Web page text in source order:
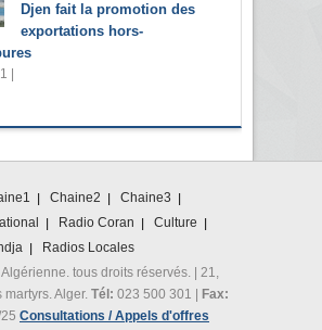
Djen fait la promotion des
exportations hors-
|
Chaine2
Chaine3
Radio Coran
Culture
Radios Locales
tous droits réservés. | 21,
martyrs. Alger. Tél: 023 500 301 |
Fax:
Consultations / Appels d'offres